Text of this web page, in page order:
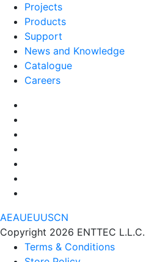
Projects
Products
Support
News and Knowledge
Catalogue
Careers
AEAUEUUSCN
Copyright 2026 ENTTEC L.L.C.
Terms & Conditions